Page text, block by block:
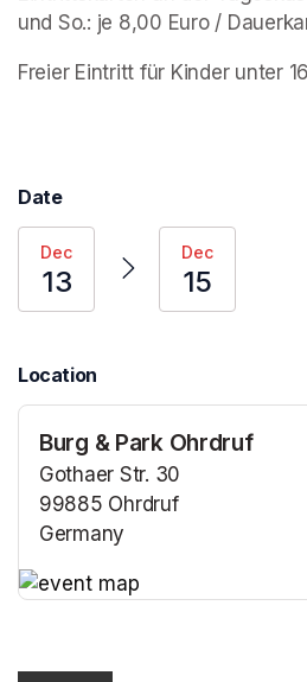
und So.: je 8,00 Euro /
Date
Dec
13
Dec
15
Location
Burg & Park Ohrdruf
Gothaer Str. 30
99885 Ohrdruf
Germany